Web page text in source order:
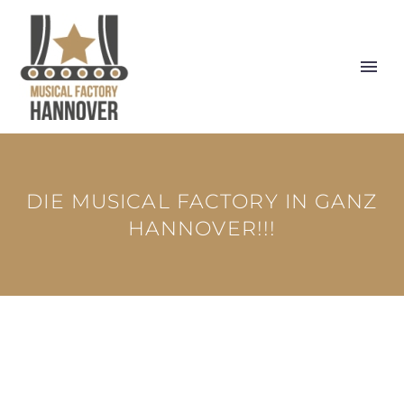
DIE MUSICAL FACTORY IN GANZ
HANNOVER!!!